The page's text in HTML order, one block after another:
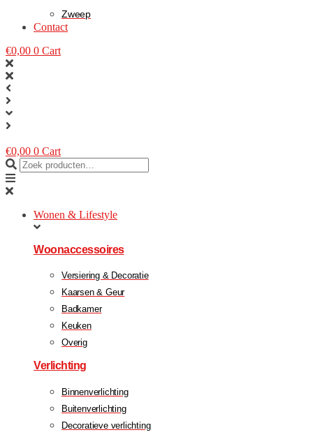
Zweep
Contact
€0,00 0 Cart
€0,00 0 Cart
Wonen & Lifestyle
Woonaccessoires
Versiering & Decoratie
Kaarsen & Geur
Badkamer
Keuken
Overig
Verlichting
Binnenverlichting
Buitenverlichting
Decoratieve verlichting